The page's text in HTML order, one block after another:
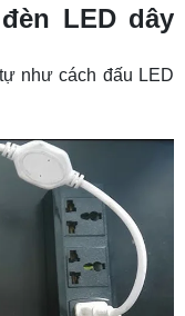
LED dây
như cách đấu LED